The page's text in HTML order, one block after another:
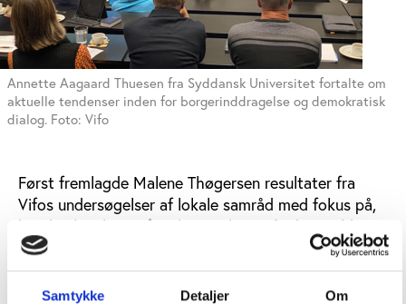
Samtykke Detaljer Om
Annette Aagaard Thuesen fra Syddansk Universitet fortalte om
aktuelle tendenser inden for borgerinddragelse og demokratisk
dialog. Foto: Vifo
Først fremlagde Malene Thøgersen resultater fra
Vifos undersøgelser af lokale samråd med fokus på,
hvad vi kan lære af undersøgelsen, når det gælder
den videre udvikling af samrådenes rolle og den rolle,
de spiller i det lokale demokrati.